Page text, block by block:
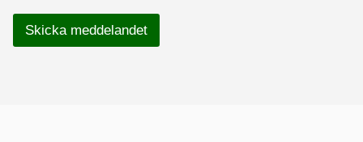
Skicka meddelandet